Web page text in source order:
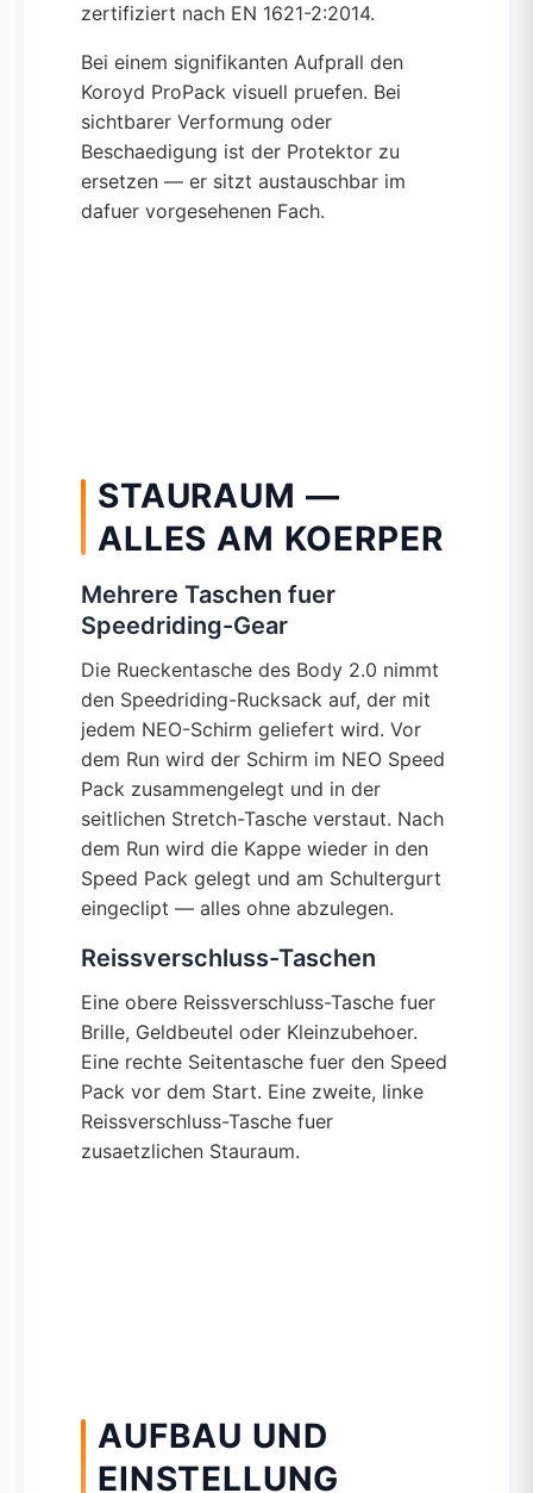
zertifiziert nach EN 1621-2:2014.
Bei einem signifikanten Aufprall den
Koroyd ProPack visuell pruefen. Bei
sichtbarer Verformung oder
Beschaedigung ist der Protektor zu
ersetzen — er sitzt austauschbar im
dafuer vorgesehenen Fach.
STAURAUM —
ALLES AM KOERPER
Mehrere Taschen fuer
Speedriding-Gear
Die Rueckentasche des Body 2.0 nimmt
den Speedriding-Rucksack auf, der mit
jedem NEO-Schirm geliefert wird. Vor
dem Run wird der Schirm im NEO Speed
Pack zusammengelegt und in der
seitlichen Stretch-Tasche verstaut. Nach
dem Run wird die Kappe wieder in den
Speed Pack gelegt und am Schultergurt
eingeclipt — alles ohne abzulegen.
Reissverschluss-Taschen
Eine obere Reissverschluss-Tasche fuer
Brille, Geldbeutel oder Kleinzubehoer.
Eine rechte Seitentasche fuer den Speed
Pack vor dem Start. Eine zweite, linke
Reissverschluss-Tasche fuer
zusaetzlichen Stauraum.
AUFBAU UND
EINSTELLUNG